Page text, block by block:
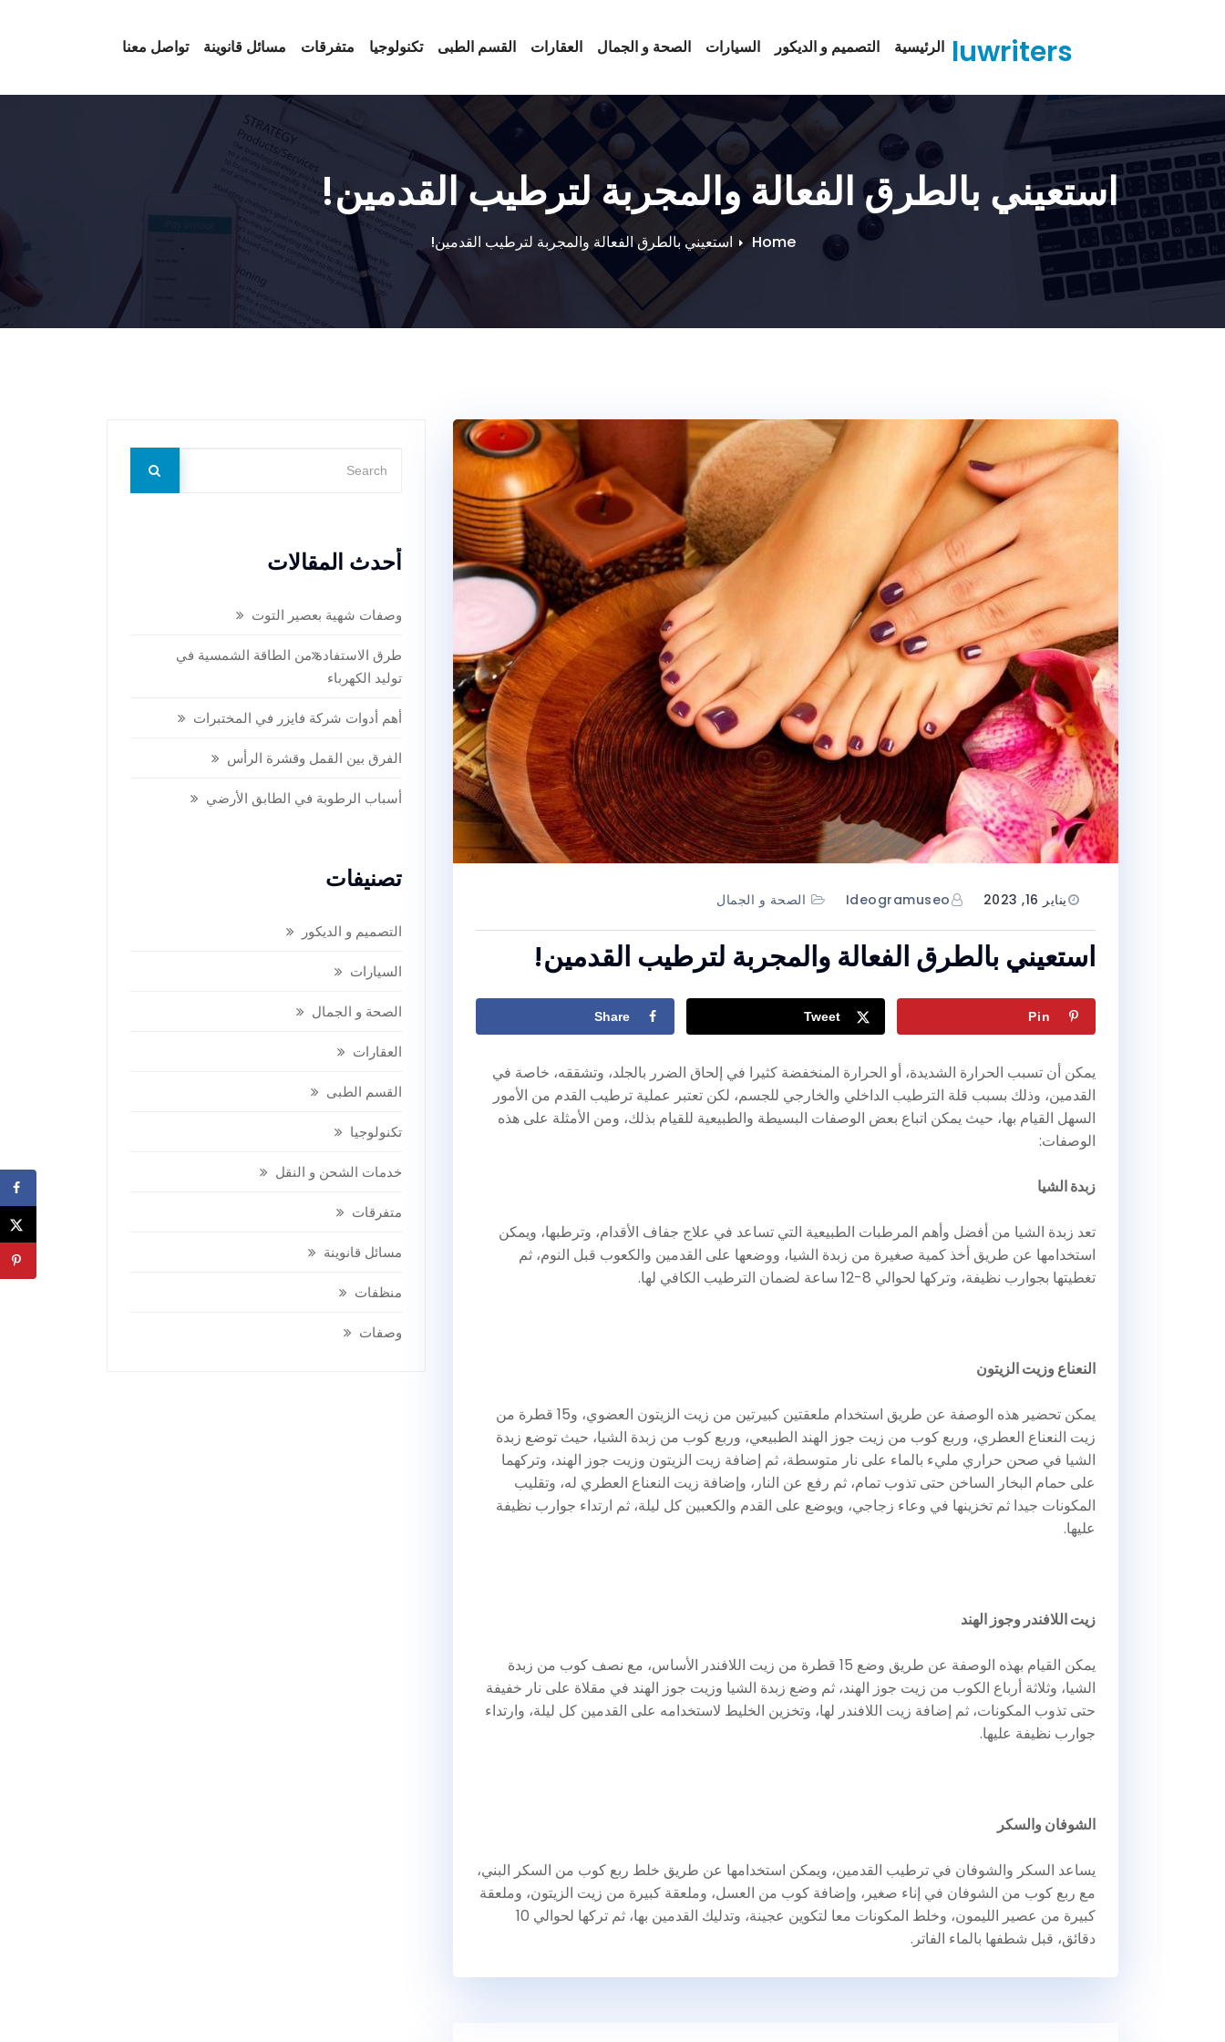
luwriters الرئيسية التصميم و الديكور السيارات الصحة و الجمال العقارات القسم الطبى تكنولوجيا متفرقات مسائل قانوينة تواصل معنا
استعيني بالطرق الفعالة والمجربة لترطيب القدمين!
Home استعيني بالطرق الفعالة والمجربة لترطيب القدمين!
يناير 16, 2023 Ideogramuseo الصحة و الجمال
استعيني بالطرق الفعالة والمجربة لترطيب القدمين!
Share Tweet Pin
يمكن أن تسبب الحرارة الشديدة، أو الحرارة المنخفضة كثيرا في إلحاق الضرر بالجلد، وتشققه، خاصة في
القدمين، وذلك بسبب قلة الترطيب الداخلي والخارجي للجسم، لكن تعتبر عملية ترطيب القدم من الأمور
السهل القيام بها، حيث يمكن اتباع بعض الوصفات البسيطة والطبيعية للقيام بذلك، ومن الأمثلة على هذه
الوصفات:
زبدة الشيا
تعد زبدة الشيا من أفضل وأهم المرطبات الطبيعية التي تساعد في علاج جفاف الأقدام، وترطبها، ويمكن
استخدامها عن طريق أخذ كمية صغيرة من زبدة الشيا، ووضعها على القدمين والكعوب قبل النوم، ثم
تغطيتها بجوارب نظيفة، وتركها لحوالي 8-12 ساعة لضمان الترطيب الكافي لها.
النعناع وزيت الزيتون
يمكن تحضير هذه الوصفة عن طريق استخدام ملعقتين كبيرتين من زيت الزيتون العضوي، و15 قطرة من
زيت النعناع العطري، وربع كوب من زيت جوز الهند الطبيعي، وربع كوب من زبدة الشيا، حيث توضع زبدة
الشيا في صحن حراري مليء بالماء على نار متوسطة، ثم إضافة زيت الزيتون وزيت جوز الهند، وتركهما
على حمام البخار الساخن حتى تذوب تمام، ثم رفع عن النار، وإضافة زيت النعناع العطري له، وتقليب
المكونات جيدا ثم تخزينها في وعاء زجاجي، ويوضع على القدم والكعبين كل ليلة، ثم ارتداء جوارب نظيفة
عليها.
زيت اللافندر وجوز الهند
يمكن القيام بهذه الوصفة عن طريق وضع 15 قطرة من زيت اللافندر الأساس، مع نصف كوب من زبدة
الشيا، وثلاثة أرباع الكوب من زيت جوز الهند، ثم وضع زبدة الشيا وزيت جوز الهند في مقلاة على نار خفيفة
حتى تذوب المكونات، ثم إضافة زيت اللافندر لها، وتخزين الخليط لاستخدامه على القدمين كل ليلة، وارتداء
جوارب نظيفة عليها.
الشوفان والسكر
يساعد السكر والشوفان في ترطيب القدمين، ويمكن استخدامها عن طريق خلط ربع كوب من السكر البني،
مع ربع كوب من الشوفان في إناء صغير، وإضافة كوب من العسل، وملعقة كبيرة من زيت الزيتون، وملعقة
كبيرة من عصير الليمون، وخلط المكونات معا لتكوين عجينة، وتدليك القدمين بها، ثم تركها لحوالي 10
دقائق، قبل شطفها بالماء الفاتر.
أحدث المقالات
وصفات شهية بعصير التوت
طرق الاستفادة من الطاقة الشمسية في
توليد الكهرباء
أهم أدوات شركة فايزر في المختبرات
الفرق بين القمل وقشرة الرأس
أسباب الرطوبة في الطابق الأرضي
تصنيفات
التصميم و الديكور
السيارات
الصحة و الجمال
العقارات
القسم الطبى
تكنولوجيا
خدمات الشحن و النقل
متفرقات
مسائل قانوينة
منظفات
وصفات